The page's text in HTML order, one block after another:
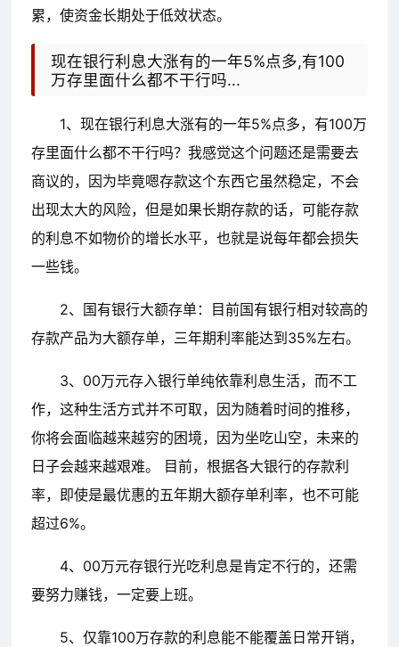
累，使资金长期处于低效状态。
现在银行利息大涨有的一年5%点多,有100
万存里面什么都不干行吗...
1、现在银行利息大涨有的一年5%点多，有100万
存里面什么都不干行吗？我感觉这个问题还是需要去
商议的，因为毕竟嗯存款这个东西它虽然稳定，不会
出现太大的风险，但是如果长期存款的话，可能存款
的利息不如物价的增长水平，也就是说每年都会损失
一些钱。
2、国有银行大额存单：目前国有银行相对较高的
存款产品为大额存单，三年期利率能达到35%左右。
3、00万元存入银行单纯依靠利息生活，而不工
作，这种生活方式并不可取，因为随着时间的推移，
你将会面临越来越穷的困境，因为坐吃山空，未来的
日子会越来越艰难。 目前，根据各大银行的存款利
率，即使是最优惠的五年期大额存单利率，也不可能
超过6%。
4、00万元存银行光吃利息是肯定不行的，还需
要努力赚钱，一定要上班。
5、仅靠100万存款的利息能不能覆盖日常开销，